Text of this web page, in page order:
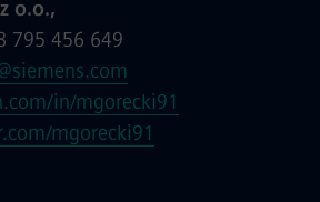
o.o.,
795 456 649
in/mgorecki91
mgorecki91